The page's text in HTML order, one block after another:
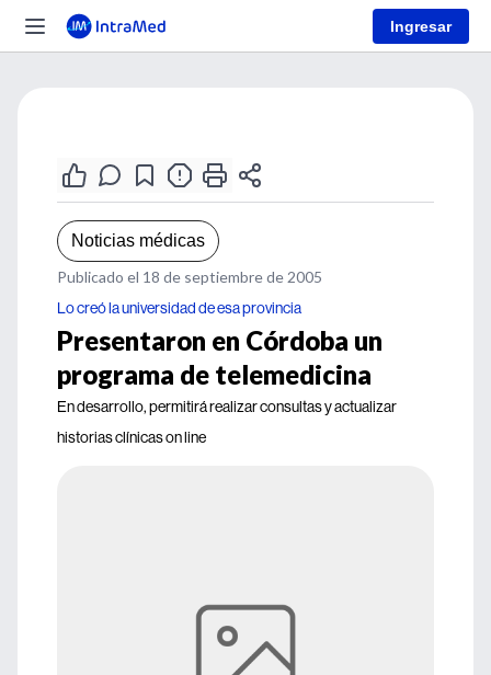
Ingresar
Noticias médicas
Publicado el 18 de septiembre de 2005
Lo creó la universidad de esa provincia
Presentaron en Córdoba un
programa de telemedicina
En desarrollo, permitirá realizar consultas y actualizar
historias clínicas on line